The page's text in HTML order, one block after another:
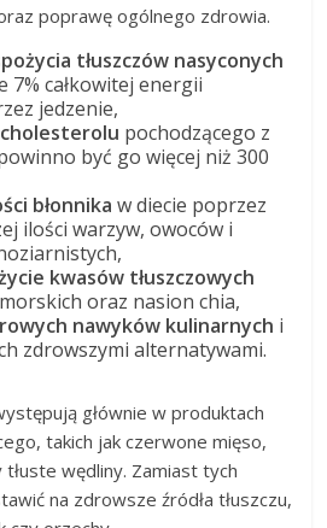
poprawę ogólnego zdrowia.
tłuszczów nasyconych
7% całkowitej energii
jedzenie,
pochodzącego z
być go więcej niż 300
błonnika w diecie poprzez
ilości warzyw, owoców i
kwasów tłuszczowych
oraz nasion chia,
nawyków kulinarnych i
zdrowszymi alternatywami.
głównie w produktach
takich jak czerwone mięso,
tłuste wędliny. Zamiast tych
na zdrowsze źródła tłuszczu,